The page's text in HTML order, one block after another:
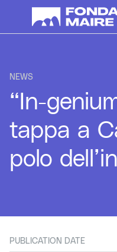
NEWS
“In-
tappa a
polo
PUBLICATION DATE